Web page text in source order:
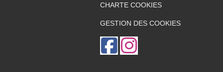
CHARTE COOKIES
GESTION DES COOKIES